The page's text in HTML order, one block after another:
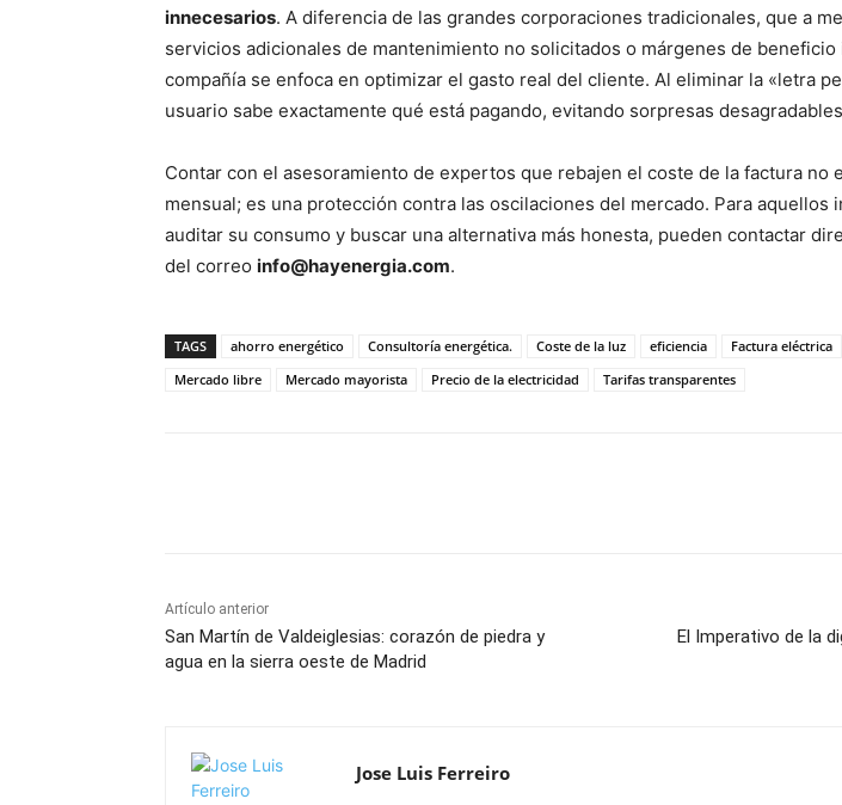
innecesarios. A diferencia de las grandes corporaciones tradicionales, que a
servicios adicionales de mantenimiento no solicitados o márgenes de beneficio
compañía se enfoca en optimizar el gasto real del cliente. Al eliminar la «letra
usuario sabe exactamente qué está pagando, evitando sorpresas
Contar con el asesoramiento de expertos que rebajen el coste de la factura no
mensual; es una protección contra las oscilaciones del mercado. Para aquellos
auditar su consumo y buscar una alternativa más honesta, pueden contactar
del correo info@hayenergia.com.
TAGS ahorro energético Consultoría energética. Coste de la luz eficiencia Factura eléctrica
Mercado libre
Mercado mayorista Precio de la electricidad Tarifas transparentes
Artículo anterior
San Martín de Valdeiglesias: corazón de piedra y
agua en la sierra oeste de Madrid
El Imperativo de la
Jose Luis Ferreiro